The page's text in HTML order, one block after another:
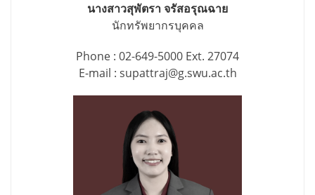
นางสาวสุพัตรา จรัสอรุณฉาย
นักทรัพยากรบุคคล
Phone : 02-649-5000 Ext. 27074
E-mail : supattraj@g.swu.ac.th